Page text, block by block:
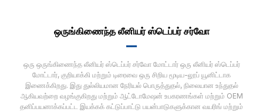
ஒருங்கிணைந்த லீனியர் ஸ்டெப்பர் சர்வோ
▂▂
ஒரு ஒருங்கிணைந்த லீனியர் ஸ்டெப்பர் சர்வோ மோட்டார் ஒரு லீனியர் ஸ்டெப்பர்
மோட்டார், குறியாக்கி மற்றும் டிரைவை ஒரு சிறிய மூடிய-லூப் யூனிட்டாக
இணைக்கிறது. இது துல்லியமான நேரியல் பொருத்துதல், நிலையான உந்துதல்
ஆகியவற்றை வழங்குகிறது மற்றும் ஆட்டோமேஷன் உபகரணங்கள் மற்றும் OEM
தனிப்பயனாக்கப்பட்ட இயக்கக் கட்டுப்பாட்டு பயன்பாடுகளுக்கான வயரிங் மற்றும்